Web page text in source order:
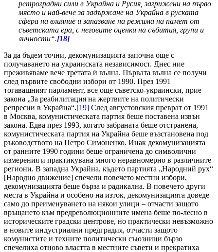
ретроградни сили в Украйна и Русия, загрижени на първо
място и най-вече за задържане на Украйна в руската
сфера на влияние и запазване на режима на памет от
съветската ера, с неговите оценки на събития, групи и
личности“.[18]
За да бъдем точни, декомунизацията започна още с
получаването на украинската независимост. Днес ние
преживяваме вече третата ѝ вълна. Първата вълна се получи
след първите свободни избори от 1990. През 1991
тогавашният парламент, все още съветско-украински, прие
закона „За реабилитация на жертвите на политически
репресии в Украйна“.[19] След августовския преврат от 1991
в Москва, комунистическата партия беше поставена извън
закона. Едва през 1993, когато забраната беше отстранена,
комунистическата партия на Украйна беше възстановена под
ръководството на Петро Симоненко. Инак декомунизацията
от ранните 1990 години беше ограничена до символични
измерения и практикувана много неравномерно в различните
региони. В западна Украйна, където партията „Народний рух“
[Народно движение] спечели повечето местни избори,
декомунизацията беше бърза и радикална. В повечето други
места в Украйна и особено на изток, декомунизацията доведе
само до преименуването на някои улици – отчасти защото
връщането към предреволюционните имена беше по-лесно в
историческите градски центрове, но практически невъзможно
в новите индустриални предградия, отчасти защото
комунистите и техните политически съюзници бързо
спечелиха отново властта в местните съвети и прекратиха